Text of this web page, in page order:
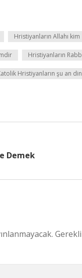
Hristiyanların Allahı kim
Hristiyanların
Hristiyanların şu an
Demek